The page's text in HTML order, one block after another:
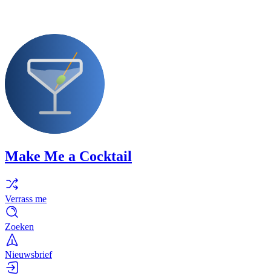
Make Me a Cocktail
Verrass me
Zoeken
Nieuwsbrief